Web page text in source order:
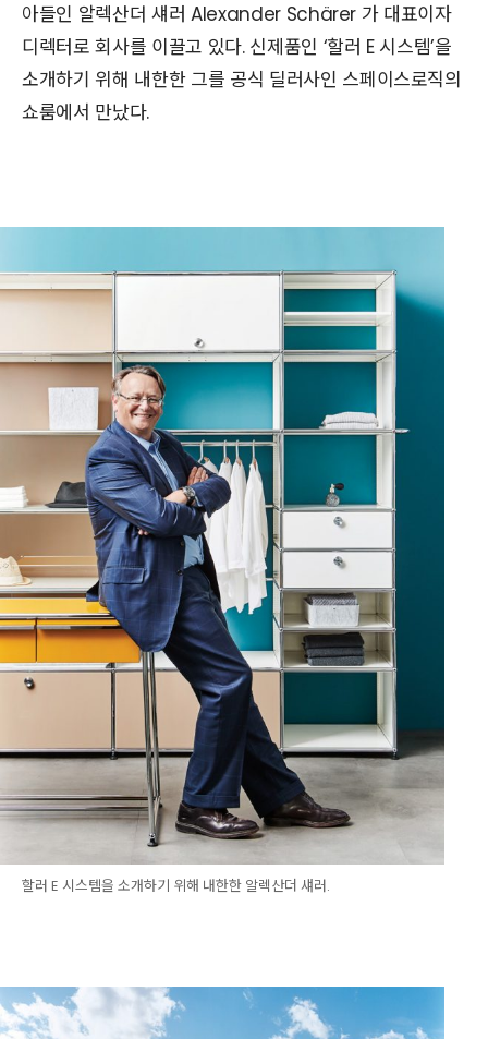
아들인 알렉산더 섀러 Alexander Schärer 가 대표이자
디렉터로 회사를 이끌고 있다. 신제품인 ‘할러 E 시스템’을
소개하기 위해 내한한 그를 공식 딜러사인 스페이스로직의
쇼룸에서 만났다.
할러 E 시스템을 소개하기 위해 내한한 알렉산더 섀러.